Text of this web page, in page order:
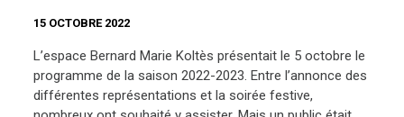
15 OCTOBRE 2022
L’espace Bernard Marie Koltès présentait le 5 octobre le
programme de la saison 2022-2023. Entre l’annonce des
différentes représentations et la soirée festive,